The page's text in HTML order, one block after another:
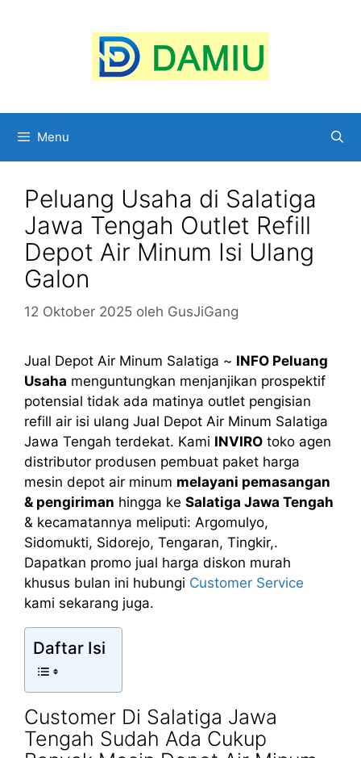
Menu
Peluang Usaha di Salatiga
Jawa Tengah Outlet Refill
Depot Air Minum Isi Ulang
Galon
12 Oktober 2025 oleh GusJiGang
Jual Depot Air Minum Salatiga ~ INFO Peluang
Usaha menguntungkan menjanjikan prospektif
potensial tidak ada matinya outlet pengisian
refill air isi ulang Jual Depot Air Minum Salatiga
Jawa Tengah terdekat. Kami INVIRO toko agen
distributor produsen pembuat paket harga
mesin depot air minum melayani pemasangan
& pengiriman hingga ke Salatiga Jawa Tengah
& kecamatannya meliputi: Argomulyo,
Sidomukti, Sidorejo, Tengaran, Tingkir,.
Dapatkan promo jual harga diskon murah
khusus bulan ini hubungi Customer Service
kami sekarang juga.
Daftar Isi
Customer Di Salatiga Jawa
Tengah Sudah Ada Cukup